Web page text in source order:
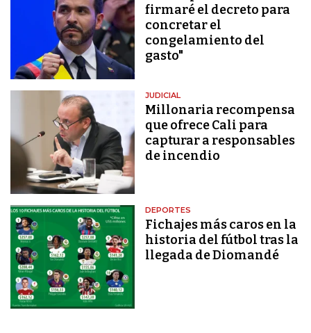
firmaré el decreto para
concretar el
congelamiento del
gasto"
JUDICIAL
Millonaria recompensa
que ofrece Cali para
capturar a responsables
de incendio
DEPORTES
Fichajes más caros en la
historia del fútbol tras la
llegada de Diomandé